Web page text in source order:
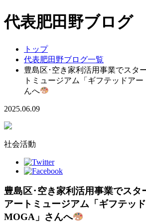
代表肥田野ブログ
トップ
代表肥田野ブログ一覧
豊島区･空き家利活用事業でスタ
トミュージアム「ギフテッドア
んへ
2025.06.09
社会活動
豊島区･空き家利活用事業でスタ
アートミュージアム「ギフテッ
MOGA」さんへ